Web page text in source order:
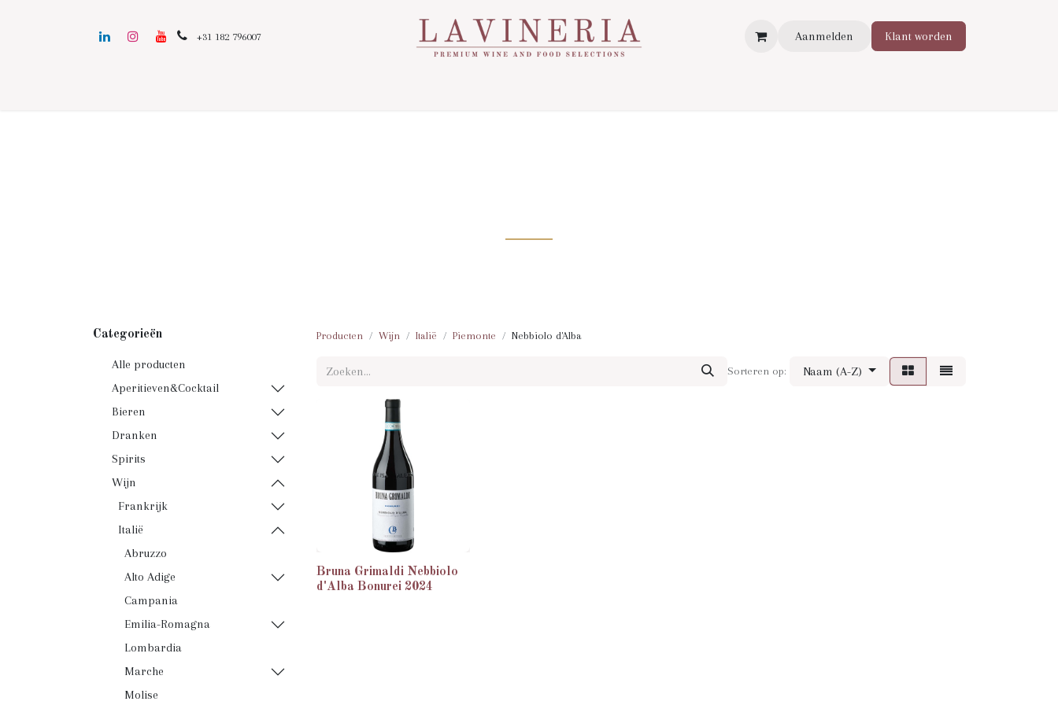
+31 182 796007 Aanmelden Klant worden
Categorieën
Alle producten
Aperitieven&Cocktail
Bieren
Dranken
Spirits
Wijn
Frankrijk
Italië
Abruzzo
Alto Adige
Campania
Emilia-Romagna
Lombardia
Marche
Molise
Producten Wijn Italië Piemonte Nebbiolo d'Alba
Sorteren op: Naam (A-Z)
Bruna Grimaldi Nebbiolo
d'Alba Bonurei 2024